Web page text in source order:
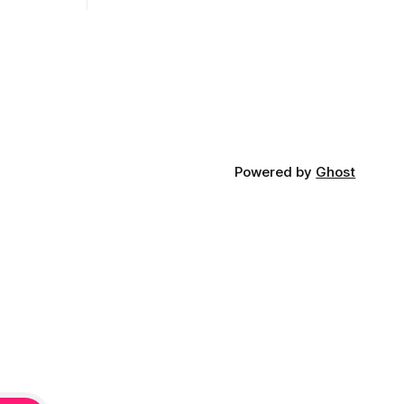
Powered by Ghost